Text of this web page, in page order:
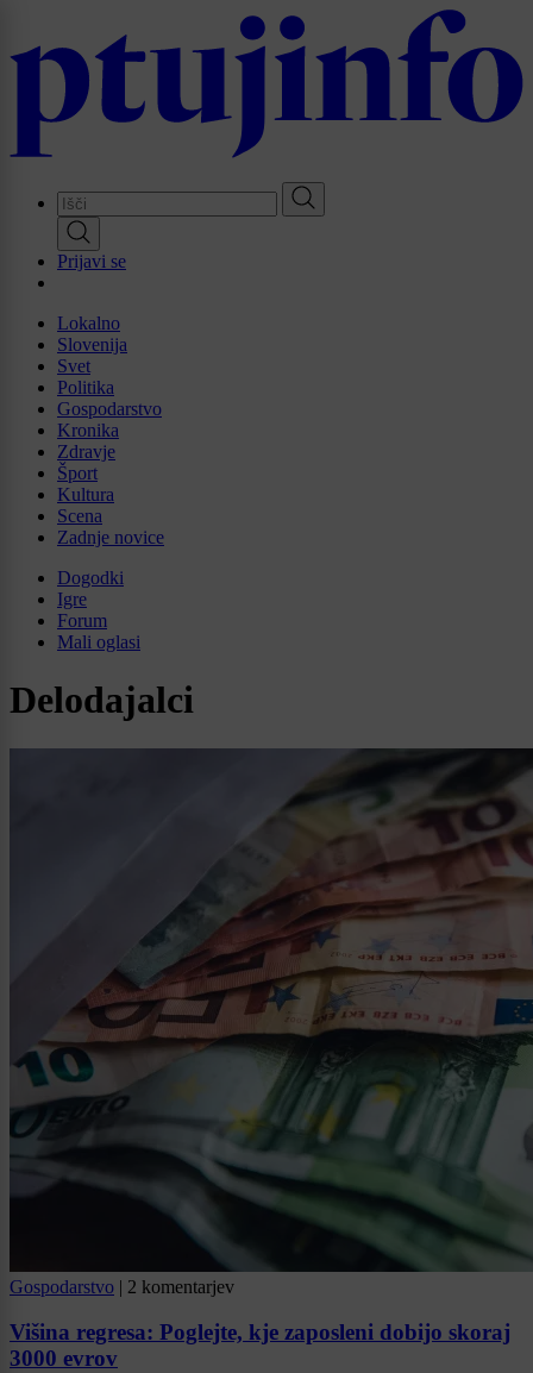
main
Prijavi se
Lokalno
Slovenija
Svet
Politika
Gospodarstvo
Kronika
Zdravje
Šport
Kultura
Scena
Zadnje novice
Dogodki
Igre
Forum
Mali oglasi
Delodajalci
Gospodarstvo | 2 komentarjev
Višina regresa: Poglejte, kje zaposleni dobijo skoraj
3000 evrov